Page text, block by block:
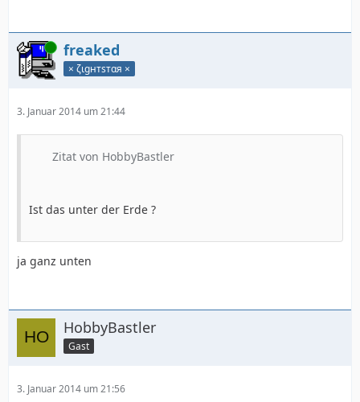
Online freaked
× ζιgнтѕтαя ×
3. Januar 2014 um 21:44
Zitat von HobbyBastler
Ist das unter der Erde ?
ja ganz unten
HobbyBastler
Gast
3. Januar 2014 um 21:56